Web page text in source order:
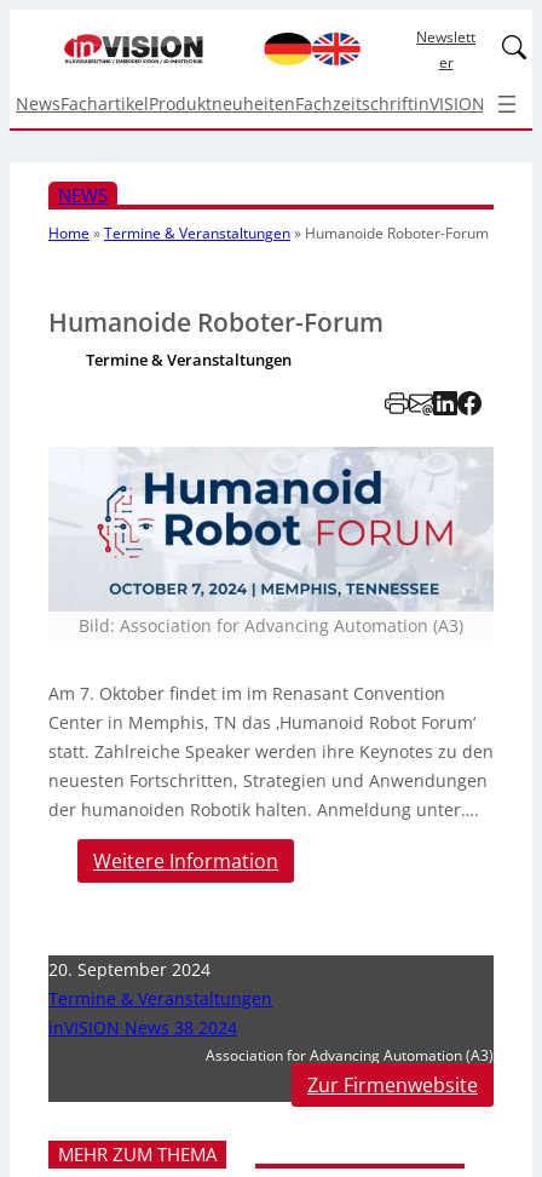
Newslett
er
NewsFachartikelProduktneuheitenFachzeitschriftinVISION Top
NEWS
Home»Termine & Veranstaltungen» Humanoide Roboter-Forum
Humanoide Roboter-Forum
Termine & Veranstaltungen
Bild: Association for Advancing Automation (A3)
Am 7. Oktober findet im im Renasant Convention
Center in Memphis, TN das ‚Humanoid Robot Forum‘
statt. Zahlreiche Speaker werden ihre Keynotes zu den
neuesten Fortschritten, Strategien und Anwendungen
der humanoiden Robotik halten. Anmeldung unter….
Weitere Information
20. September 2024
Termine & Veranstaltungen
inVISION News 38 2024
Association for Advancing Automation (A3)
Zur Firmenwebsite
MEHR ZUM THEMA